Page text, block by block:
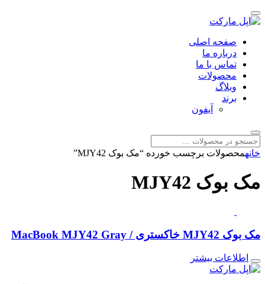
صفحه اصلی
درباره ما
تماس با ما
محصولات
وبلاگ
برند
آیفون
خانهمحصولات برچسب خورده “مک بوک MJY42”
مک بوک MJY42
مک بوک MJY42 خاکستری / MacBook MJY42 Gray
اطلاعات بیشتر